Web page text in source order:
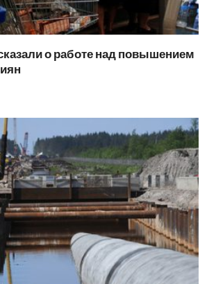
о работе над повышением